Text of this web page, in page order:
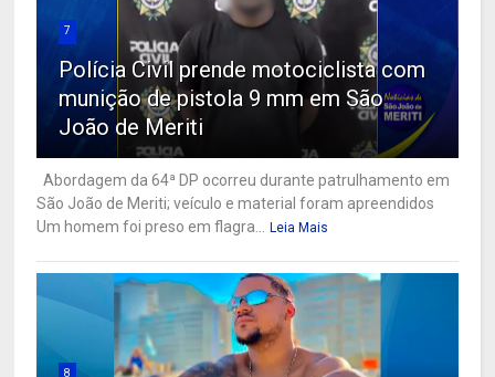
7
Polícia Civil prende motociclista com
munição de pistola 9 mm em São
João de Meriti
Abordagem da 64ª DP ocorreu durante patrulhamento em
São João de Meriti; veículo e material foram apreendidos
Um homem foi preso em flagra...
Leia Mais
8